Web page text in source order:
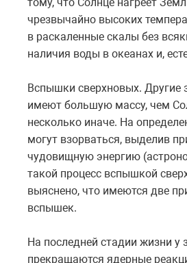
чрезвычайно высоких
в раскаленные скалы без
наличия воды в океанах и,
Вспышки сверхновых. Другие
имеют большую массу, чем
несколько иначе. На
могут взорваться, выделив
чудовищную энергию
такой процесс вспышкой
выяснено, что имеются две
вспышек.
На последней стадии жизни у
прекращаются ядерные